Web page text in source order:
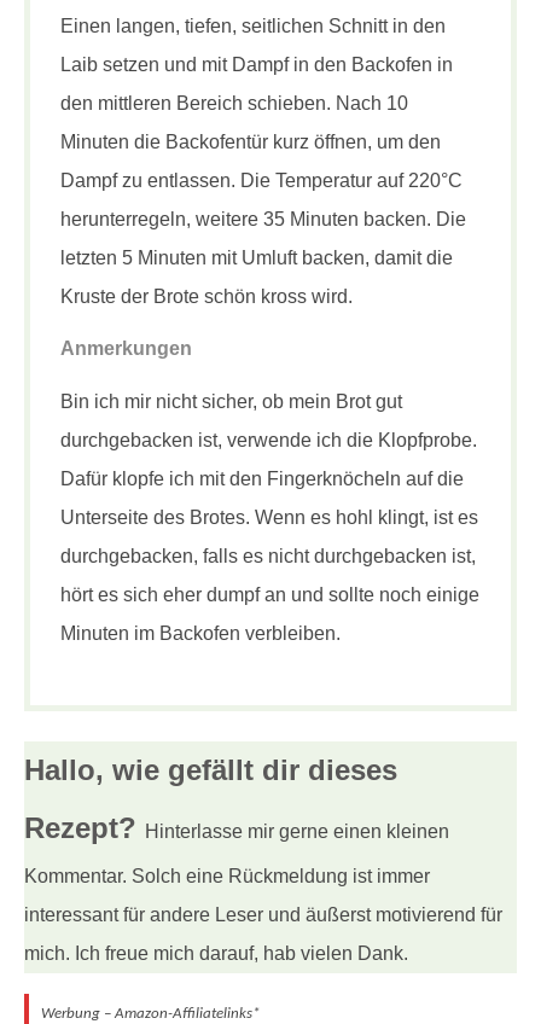
Einen langen, tiefen, seitlichen Schnitt in den
Laib setzen und mit Dampf in den Backofen in
den mittleren Bereich schieben. Nach 10
Minuten die Backofentür kurz öffnen, um den
Dampf zu entlassen. Die Temperatur auf 220°C
herunterregeln, weitere 35 Minuten backen. Die
letzten 5 Minuten mit Umluft backen, damit die
Kruste der Brote schön kross wird.
Anmerkungen
Bin ich mir nicht sicher, ob mein Brot gut
durchgebacken ist, verwende ich die Klopfprobe.
Dafür klopfe ich mit den Fingerknöcheln auf die
Unterseite des Brotes. Wenn es hohl klingt, ist es
durchgebacken, falls es nicht durchgebacken ist,
hört es sich eher dumpf an und sollte noch einige
Minuten im Backofen verbleiben.
Hallo, wie gefällt dir dieses
Rezept? Hinterlasse mir gerne einen kleinen
Kommentar. Solch eine Rückmeldung ist immer
interessant für andere Leser und äußerst motivierend für
mich. Ich freue mich darauf, hab vielen Dank.
Werbung – Amazon-Affiliatelinks*